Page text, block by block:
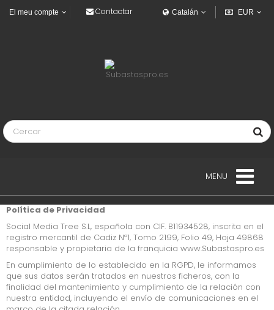
EUR
Catalán
El meu compte Contactar
MENU
VEHICLES
VEHICULOS INDUSTRIALES
NAVAL
Política de Privacidad
Social Media Tree S.L, española con CIF. B11934528, inscrita en el
registro mercantil de Cadiz Nº1, Tomo 2199, Folio 49, Hoja 49868
responsable y propietaria de la franquicia www.Subastaspro.es
En cumplimiento de lo establecido en la RGPD, le informamos
que sus datos serán tratados en nuestros ficheros, con la
finalidad del mantenimiento y cumplimiento de la relación con
nuestra entidad, incluyendo el envío de comunicaciones en el